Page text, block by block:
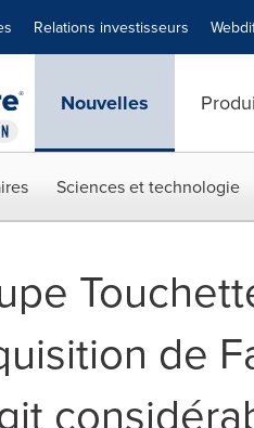
Relations investisseurs
Nouvelles
Sciences et technologie
de